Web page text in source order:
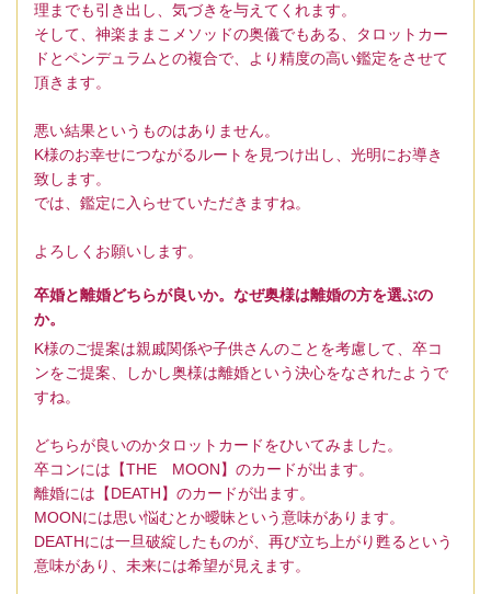
理までも引き出し、気づきを与えてくれます。
そして、神楽ままこメソッドの奥儀でもある、タロットカー
ドとペンデュラムとの複合で、より精度の高い鑑定をさせて
頂きます。
悪い結果というものはありません。
K様のお幸せにつながるルートを見つけ出し、光明にお導き
致します。
では、鑑定に入らせていただきますね。
よろしくお願いします。
卒婚と離婚どちらが良いか。なぜ奥様は離婚の方を選ぶの
か。
K様のご提案は親戚関係や子供さんのことを考慮して、卒コ
ンをご提案、しかし奥様は離婚という決心をなされたようで
すね。
どちらが良いのかタロットカードをひいてみました。
卒コンには【THE MOON】のカードが出ます。
離婚には【DEATH】のカードが出ます。
MOONには思い悩むとか曖昧という意味があります。
DEATHには一旦破綻したものが、再び立ち上がり甦るという
意味があり、未来には希望が見えます。